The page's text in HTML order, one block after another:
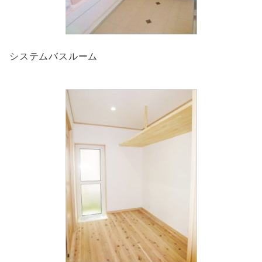
システムバスルーム